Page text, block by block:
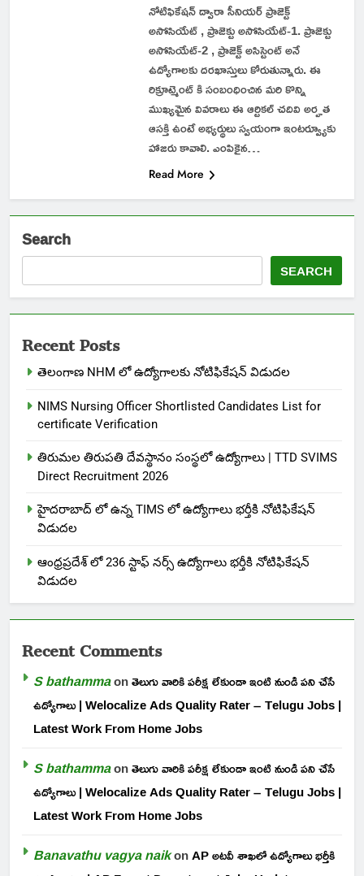
నోటిఫికేషన్ ద్వారా సీనియర్ ప్రాజెక్ట్
అసోసియేట్ , ప్రాజెక్టు అసోసియేట్-1. ప్రాజెక్టు
అసోసియేట్-2 , ప్రాజెక్ట్ అసిస్టెంట్ అనే
ఉద్యోగాలకు దరఖాస్తులు కోరుతున్నారు. ఈ
రిక్రూట్మెంట్ కి సంబంధించిన మరి కొన్ని
ముఖ్యమైన వివరాలు ఈ ఆర్టికల్ చదివి అర్హత
ఆసక్తి ఉంటే అభ్యర్థులు స్వయంగా ఇంటర్వ్యూకు
హాజరు కావాలి. ఎంపికైన…
Read More
Search
SEARCH
Recent Posts
తెలంగాణ NHM లో ఉద్యోగాలకు నోటిఫికేషన్ విడుదల
NIMS Nursing Officer Shortlisted Candidates List for
certificate Verification
తిరుమల తిరుపతి దేవస్థానం సంస్థలో ఉద్యోగాలు | TTD SVIMS
Direct Recruitment 2026
హైదరాబాద్ లో ఉన్న TIMS లో ఉద్యోగాలు భర్తీకి నోటిఫికేషన్
విడుదల
ఆంధ్రప్రదేశ్ లో 236 స్టాఫ్ నర్స్ ఉద్యోగాలు భర్తీకి నోటిఫికేషన్
విడుదల
Recent Comments
S bathammaonతెలుగు వారికి పరీక్ష లేకుండా ఇంటి నుండి పని చేసే
ఉద్యోగాలు | Welocalize Ads Quality Rater – Telugu Jobs |
Latest Work From Home Jobs
S bathammaonతెలుగు వారికి పరీక్ష లేకుండా ఇంటి నుండి పని చేసే
ఉద్యోగాలు | Welocalize Ads Quality Rater – Telugu Jobs |
Latest Work From Home Jobs
Banavathu vagya naikonAP అటవీ శాఖలో ఉద్యోగాలు భర్తీకి